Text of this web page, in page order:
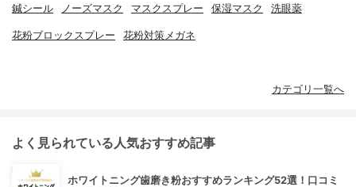
鍼シール ノーズマスク マスクスプレー 保湿マスク 洗眼薬
花粉ブロックスプレー 花粉対策メガネ
カテゴリ一覧へ
よく見られている人気おすすめ記事
ホワイトニング歯磨き粉おすすめランキング52選！口コミ